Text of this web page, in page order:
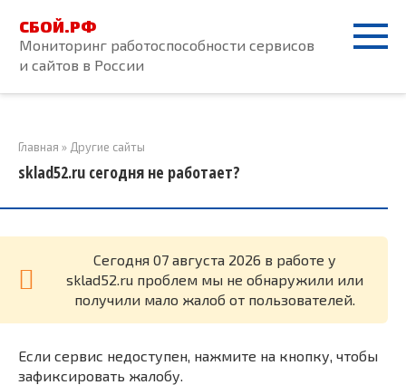
контенту
СБОЙ.РФ
Мониторинг работоспособности сервисов
и сайтов в России
Главная » Другие сайты
sklad52.ru сегодня не работает?
Cегодня 07 августа 2026 в работе у
sklad52.ru проблем мы не обнаружили или
получили мало жалоб от пользователей.
Если сервис недоступен, нажмите на кнопку, чтобы
зафиксировать жалобу.